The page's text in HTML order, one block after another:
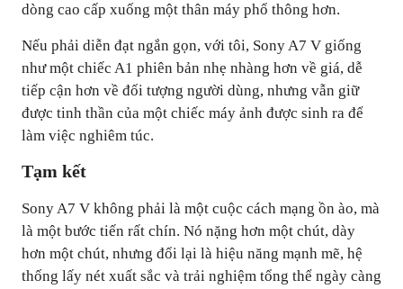
dòng cao cấp xuống một thân máy phổ thông hơn.
Nếu phải diễn đạt ngắn gọn, với tôi, Sony A7 V giống
như một chiếc A1 phiên bản nhẹ nhàng hơn về giá, dễ
tiếp cận hơn về đối tượng người dùng, nhưng vẫn giữ
được tinh thần của một chiếc máy ảnh được sinh ra để
làm việc nghiêm túc.
Tạm kết
Sony A7 V không phải là một cuộc cách mạng ồn ào, mà
là một bước tiến rất chín. Nó nặng hơn một chút, dày
hơn một chút, nhưng đổi lại là hiệu năng mạnh mẽ, hệ
thống lấy nét xuất sắc và trải nghiệm tổng thể ngày càng